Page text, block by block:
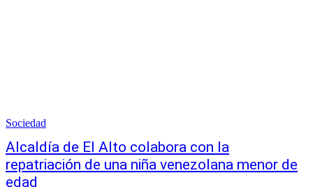
Sociedad
Alcaldía de El Alto colabora con la
repatriación de una niña venezolana menor de
edad